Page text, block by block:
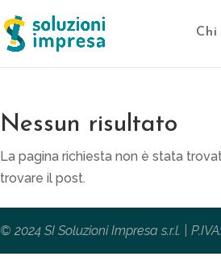
Chi
Nessun risultato
La pagina richiesta non è stata
trovare il post.
© 2024 SI Soluzioni Impresa s.r.l. |